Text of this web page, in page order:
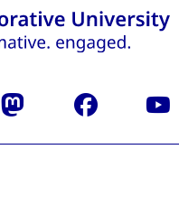
Mastodon Facebook